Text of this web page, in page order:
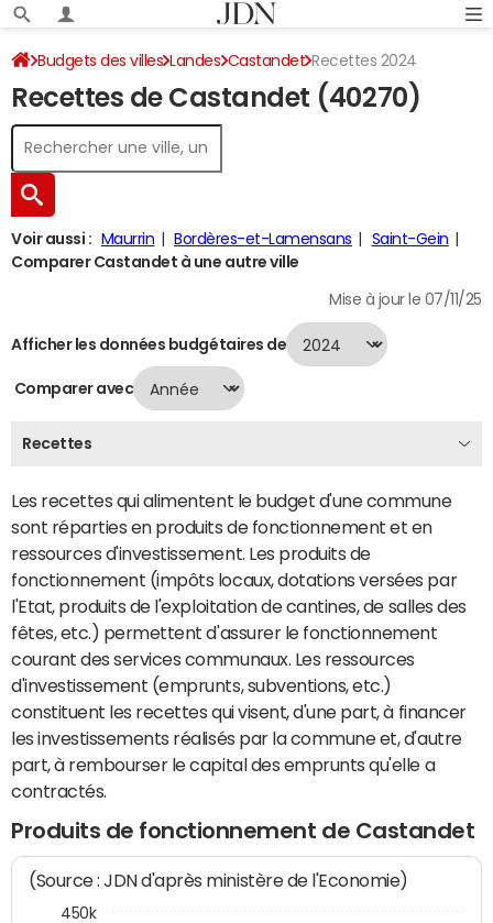
Budgets des villes Landes Castandet Recettes 2024
Recettes de Castandet (40270)
Voir aussi : Maurrin Bordères-et-Lamensans
Saint-Gein
Comparer Castandet à une autre ville
Mise à jour le 07/11/25
Afficher les données budgétaires de
Comparer avec
Recettes
Les recettes qui alimentent le budget d'une commune
sont réparties en produits de fonctionnement et en
ressources d'investissement. Les produits de
fonctionnement (impôts locaux, dotations versées par
l'Etat, produits de l'exploitation de cantines, de salles des
fêtes, etc.) permettent d'assurer le fonctionnement
courant des services communaux. Les ressources
d'investissement (emprunts, subventions, etc.)
constituent les recettes qui visent, d'une part, à financer
les investissements réalisés par la commune et, d'autre
part, à rembourser le capital des emprunts qu'elle a
contractés.
Produits de fonctionnement de Castandet
(Source : JDN d'après ministère de l'Economie)
450k